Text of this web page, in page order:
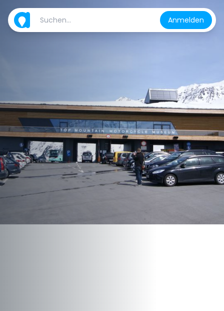
Anmelden